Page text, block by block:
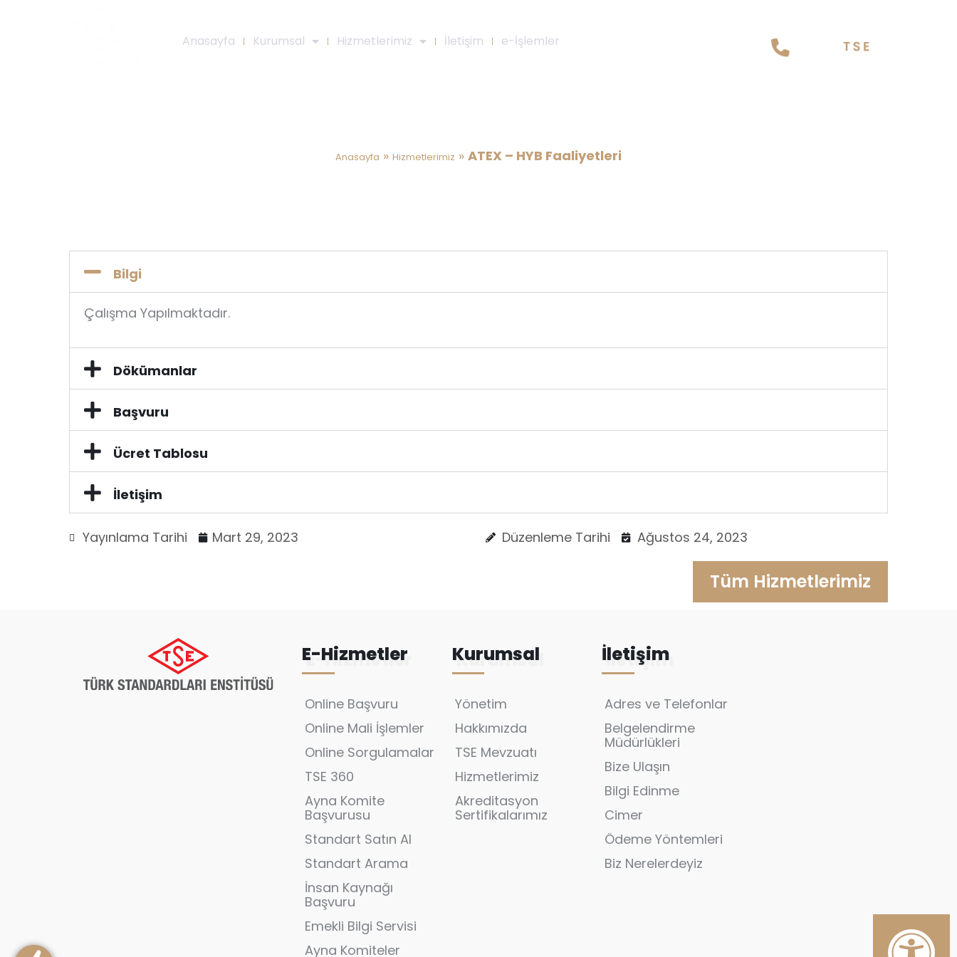
Anasayfa Kurumsal Hizmetlerimiz İletişim e-İşlemler
Anasayfa » Hizmetlerimiz » ATEX – HYB Faaliyetleri
Bilgi
Çalışma Yapılmaktadır.
Dökümanlar
Başvuru
Ücret Tablosu
İletişim
Yayınlama Tarihi Mart 29, 2023 Düzenleme Tarihi Ağustos 24, 2023
Tüm Hizmetlerimiz
E-Hizmetler
Online Başvuru
Online Mali İşlemler
Online Sorgulamalar
TSE 360
Ayna Komite
Başvurusu
Standart Satın Al
Standart Arama
İnsan Kaynağı
Başvuru
Emekli Bilgi Servisi
Ayna Komiteler
Kurumsal
Yönetim
Hakkımızda
TSE Mevzuatı
Hizmetlerimiz
Akreditasyon
Sertifikalarımız
İletişim
Adres ve Telefonlar
Belgelendirme
Müdürlükleri
Bize Ulaşın
Bilgi Edinme
Cimer
Ödeme Yöntemleri
Biz Nerelerdeyiz